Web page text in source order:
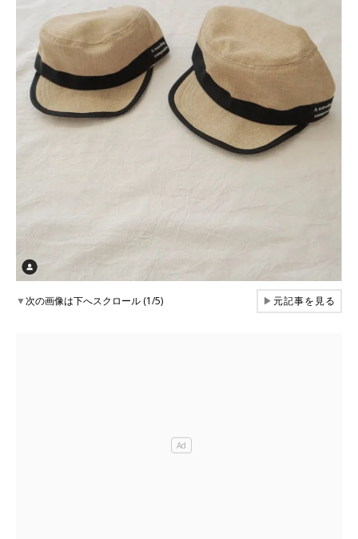
▼次の画像は下へスクロール (1/5) ▶元記事を見る